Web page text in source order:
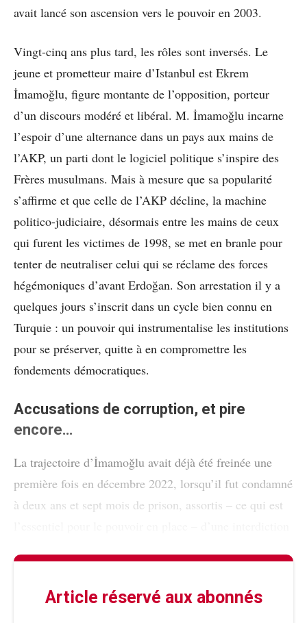
avait lancé son ascension vers le pouvoir en 2003.
Vingt-cinq ans plus tard, les rôles sont inversés. Le
jeune et prometteur maire d’Istanbul est Ekrem
İmamoğlu, figure montante de l’opposition, porteur
d’un discours modéré et libéral. M. İmamoğlu incarne
l’espoir d’une alternance dans un pays aux mains de
l’AKP, un parti dont le logiciel politique s’inspire des
Frères musulmans. Mais à mesure que sa popularité
s’affirme et que celle de l’AKP décline, la machine
politico-judiciaire, désormais entre les mains de ceux
qui furent les victimes de 1998, se met en branle pour
tenter de neutraliser celui qui se réclame des forces
hégémoniques d’avant Erdoğan. Son arrestation il y a
quelques jours s’inscrit dans un cycle bien connu en
Turquie : un pouvoir qui instrumentalise les institutions
pour se préserver, quitte à en compromettre les
fondements démocratiques.
Accusations de corruption, et pire
encore…
La trajectoire d’İmamoğlu avait déjà été freinée une
première fois en décembre 2022, lorsqu’il fut condamné
à deux ans et sept mois de prison, assortis – ce qui est
Article réservé aux abonnés